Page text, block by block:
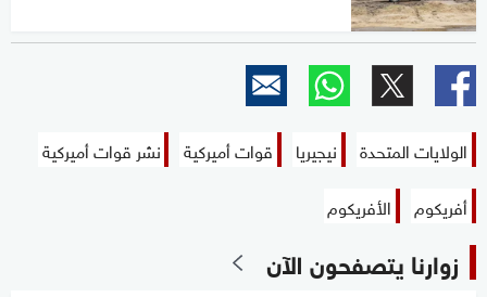
الولايات المتحدة نيجيريا قوات أميركية
نشر قوات أميركية
أفريكوم
الأفريكوم
زوارنا يتصفحون الآن